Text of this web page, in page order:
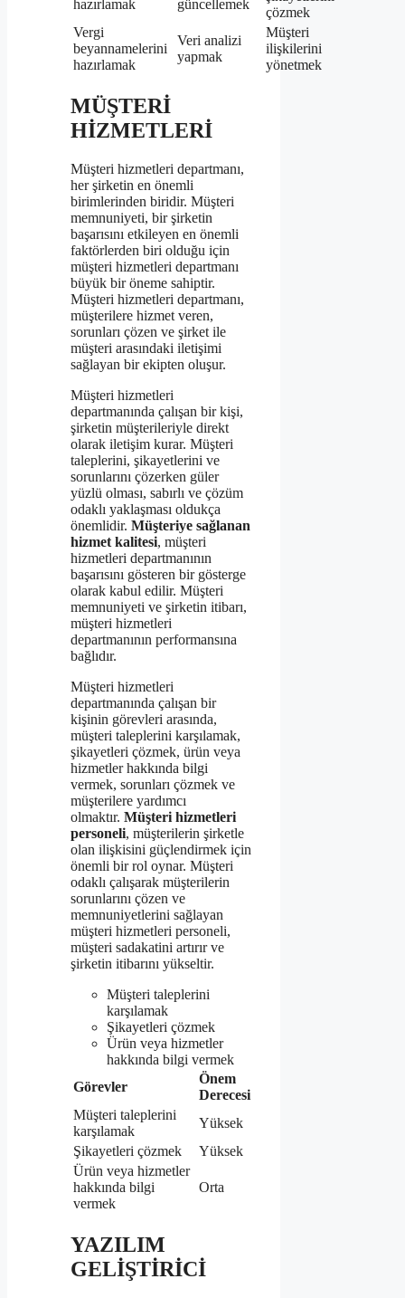
hazırlamak güncellemek
çözmek
Vergi
beyannamelerini
hazırlamak
Veri analizi
yapmak
Müşteri
ilişkilerini
yönetmek
MÜŞTERİ
HİZMETLERİ
Müşteri hizmetleri departmanı,
her şirketin en önemli
birimlerinden biridir. Müşteri
memnuniyeti, bir şirketin
başarısını etkileyen en önemli
faktörlerden biri olduğu için
müşteri hizmetleri departmanı
büyük bir öneme sahiptir.
Müşteri hizmetleri departmanı,
müşterilere hizmet veren,
sorunları çözen ve şirket ile
müşteri arasındaki iletişimi
sağlayan bir ekipten oluşur.
Müşteri hizmetleri
departmanında çalışan bir kişi,
şirketin müşterileriyle direkt
olarak iletişim kurar. Müşteri
taleplerini, şikayetlerini ve
sorunlarını çözerken güler
yüzlü olması, sabırlı ve çözüm
odaklı yaklaşması oldukça
önemlidir. Müşteriye sağlanan
hizmet kalitesi, müşteri
hizmetleri departmanının
başarısını gösteren bir gösterge
olarak kabul edilir. Müşteri
memnuniyeti ve şirketin itibarı,
müşteri hizmetleri
departmanının performansına
bağlıdır.
Müşteri hizmetleri
departmanında çalışan bir
kişinin görevleri arasında,
müşteri taleplerini karşılamak,
şikayetleri çözmek, ürün veya
hizmetler hakkında bilgi
vermek, sorunları çözmek ve
müşterilere yardımcı
olmaktır. Müşteri hizmetleri
personeli, müşterilerin şirketle
olan ilişkisini güçlendirmek için
önemli bir rol oynar. Müşteri
odaklı çalışarak müşterilerin
sorunlarını çözen ve
memnuniyetlerini sağlayan
müşteri hizmetleri personeli,
müşteri sadakatini artırır ve
şirketin itibarını yükseltir.
Müşteri taleplerini
karşılamak
Şikayetleri çözmek
Ürün veya hizmetler
hakkında bilgi vermek
Görevler
Önem
Derecesi
Müşteri taleplerini
karşılamak
Yüksek
Şikayetleri çözmek
Yüksek
Ürün veya hizmetler
hakkında bilgi
vermek
Orta
YAZILIM
GELİŞTİRİCİ